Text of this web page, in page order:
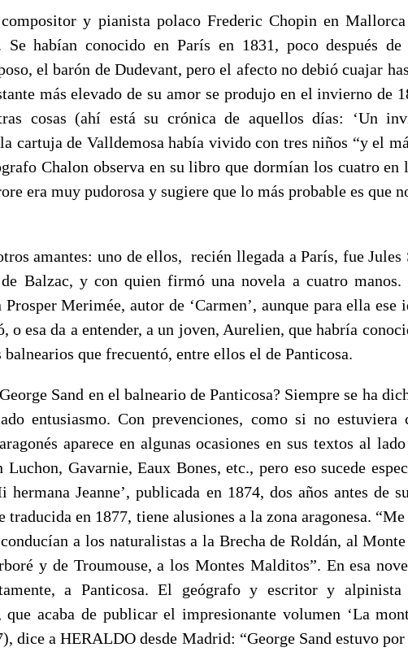
y pianista polaco Frederic Chopin en Mallorca
Se habían conocido en París en 1831, poco después
el barón de Dudevant, pero el afecto no debió cuajar
más elevado de su amor se produjo en el invierno de
cosas (ahí está su crónica de aquellos días: ‘Un
cartuja de Valldemosa había vivido con tres niños “y el
Chalon observa en su libro que dormían los cuatro en
era muy pudorosa y sugiere que lo más probable es que
amantes: uno de ellos, recién llegada a París, fue Jules
Balzac, y con quien firmó una novela a cuatro manos.
Prosper Merimée, autor de ‘Carmen’, aunque para ella ese
o esa da a entender, a un joven, Aurelien, que habría
balnearios que frecuentó, entre ellos el de Panticosa.
Sand en el balneario de Panticosa? Siempre se ha
entusiasmo. Con prevenciones, como si no estuviera
aparece en algunas ocasiones en sus textos al
Luchon, Gavarnie, Eaux Bones, etc., pero eso sucede
hermana Jeanne’, publicada en 1874, dos años antes de
traducida en 1877, tiene alusiones a la zona aragonesa. “Me
a los naturalistas a la Brecha de Roldán, al
y de Troumouse, a los Montes Malditos”. En esa
a Panticosa. El geógrafo y escritor y alpinista
acaba de publicar el impresionante volumen ‘La
dice a HERALDO desde Madrid: “George Sand estuvo por